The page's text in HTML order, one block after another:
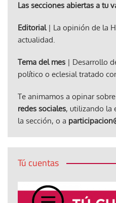
Las secciones abiertas a tu
Editorial| La opinión de la
actualidad.
Tema del mes | Desarrollo
político o eclesial tratado
Te animamos a opinar
redes sociales, utilizando la
la sección, o a
Tú cuentas